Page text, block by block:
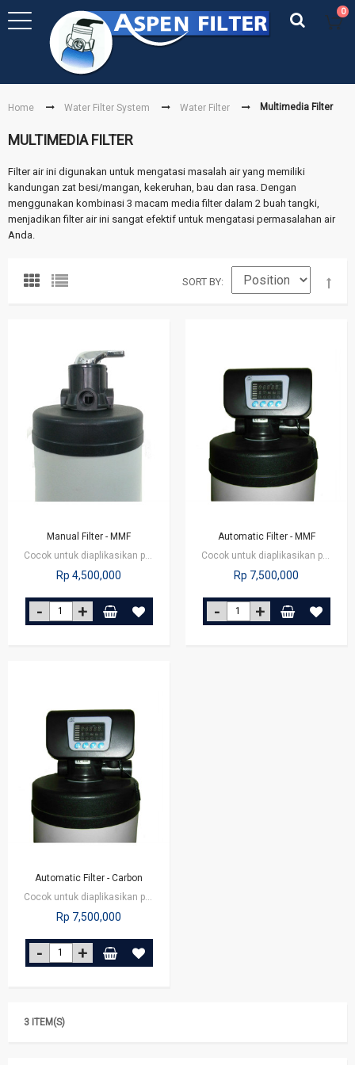
0
Home Water Filter System Water Filter Multimedia Filter
MULTIMEDIA FILTER
Filter air ini digunakan untuk mengatasi masalah air yang memiliki
kandungan zat besi/mangan, kekeruhan, bau dan rasa. Dengan
menggunakan kombinasi 3 macam media filter dalam 2 buah tangki,
menjadikan filter air ini sangat efektif untuk mengatasi permasalahan air
Anda.
SORT BY
Manual Filter - MMF
Cocok untuk diaplikasikan pada perumahan, perkantoran maupun restoran.
Rp 4,500,000
Automatic Filter - MMF
Cocok untuk diaplikasikan pada perumahan, perkantoran maupun restoran.
Rp 7,500,000
Automatic Filter - Carbon
Cocok untuk diaplikasikan pada perumahan, perkantoran maupun restoran.
Rp 7,500,000
3 ITEM(S)